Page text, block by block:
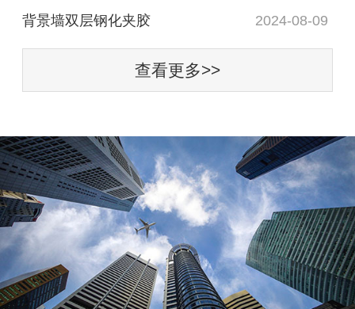
背景墙双层钢化夹胶 2024-08-09
查看更多>>